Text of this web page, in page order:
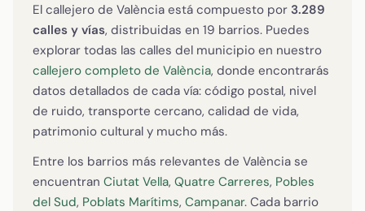
El callejero de València está compuesto por 3.289
calles y vías, distribuidas en 19 barrios. Puedes
explorar todas las calles del municipio en nuestro
callejero completo de València, donde encontrarás
datos detallados de cada vía: código postal, nivel
de ruido, transporte cercano, calidad de vida,
patrimonio cultural y mucho más.
Entre los barrios más relevantes de València se
encuentran Ciutat Vella, Quatre Carreres, Pobles
del Sud, Poblats Marítims, Campanar. Cada barrio